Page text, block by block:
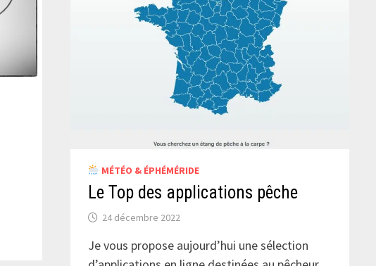
MÉTÉO & ÉPHÉMÉRIDE
Le Top des applications pêche
24 décembre 2022
Je vous propose aujourd’hui une sélection